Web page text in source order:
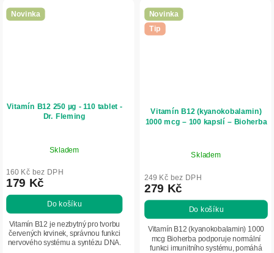
Novinka
Vitamín B12 250 µg - 110 tablet -
Dr. Fleming
Skladem
160 Kč bez DPH
179 Kč
Do košíku
Vitamín B12 je nezbytný pro tvorbu
červených krvinek, správnou funkci
nervového systému a syntézu DNA.
Novinka
Tip
Vitamín B12 (kyanokobalamin)
1000 mcg – 100 kapslí – Bioherba
Skladem
249 Kč bez DPH
279 Kč
Do košíku
Vitamín B12 (kyanokobalamin) 1000
mcg Bioherba podporuje normální
funkci imunitního systému, pomáhá